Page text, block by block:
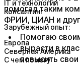
помогал таким
ФРИИ, ЦИАН и
Помогаю
вырасти в
повысить
IT и технологии
Консалтинг
Зарубежный опыт:
Европа
Северная Америка
С чем помогу